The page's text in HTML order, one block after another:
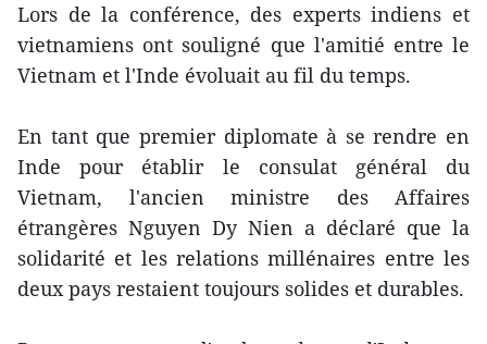
Lors de la conférence, des experts indiens et
vietnamiens ont souligné que l'amitié entre le
Vietnam et l'Inde évoluait au fil du temps.
En tant que premier diplomate à se rendre en
Inde pour établir le consulat général du
Vietnam, l'ancien ministre des Affaires
étrangères Nguyen Dy Nien a déclaré que la
solidarité et les relations millénaires entre les
deux pays restaient toujours solides et durables.